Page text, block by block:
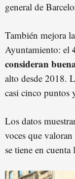
general de
También mejora
Ayuntamiento: el
consideran
alto desde 2018.
casi cinco puntos
Los datos
voces que
se tiene en